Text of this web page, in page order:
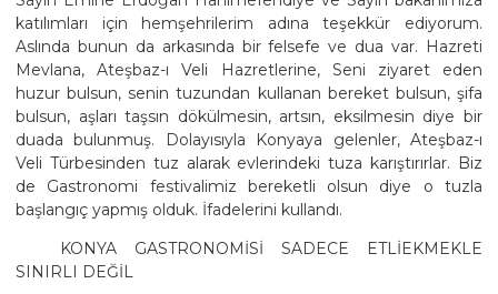
katılımları için hemşehrilerim adına teşekkür ediyorum.
Aslında bunun da arkasında bir felsefe ve dua var. Hazreti
Mevlana, Ateşbaz-ı Veli Hazretlerine, Seni ziyaret eden
huzur bulsun, senin tuzundan kullanan bereket bulsun, şifa
bulsun, aşları taşsın dökülmesin, artsın, eksilmesin diye bir
duada bulunmuş. Dolayısıyla Konyaya gelenler, Ateşbaz-ı
Veli Türbesinden tuz alarak evlerindeki tuza karıştırırlar. Biz
de Gastronomi festivalimiz bereketli olsun diye o tuzla
başlangıç yapmış olduk. İfadelerini kullandı.
KONYA GASTRONOMİSİ SADECE ETLİEKMEKLE
SINIRLI DEĞİL